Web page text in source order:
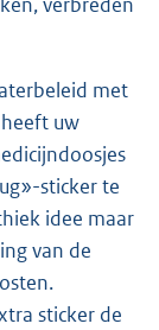
met
uw
sticker te
idee maar
van de
sticker de